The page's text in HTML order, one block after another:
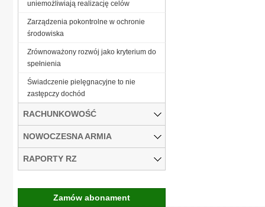
uniemożliwiają realizację celów
Zarządzenia pokontrolne w ochronie
środowiska
Zrównoważony rozwój jako kryterium do
spełnienia
Świadczenie pielęgnacyjne to nie
zastępczy dochód
RACHUNKOWOŚĆ
NOWOCZESNA ARMIA
RAPORTY RZ
Zamów abonament